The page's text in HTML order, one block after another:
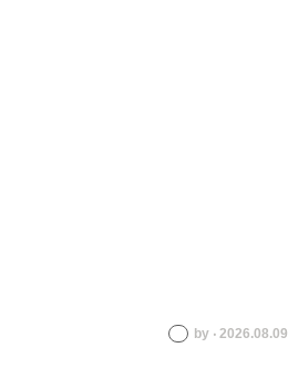
by ‧ 2026.08.09